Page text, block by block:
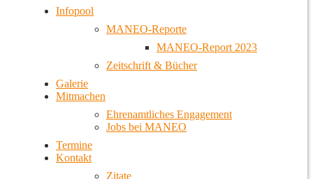
Infopool
MANEO-Reporte
MANEO-Report 2023
Zeitschrift & Bücher
Galerie
Mitmachen
Ehrenamtliches Engagement
Jobs bei MANEO
Termine
Kontakt
Zitate